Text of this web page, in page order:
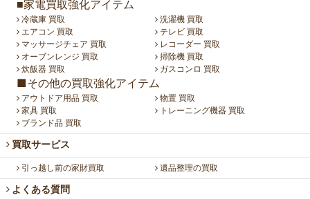
■家電買取強化アイテム
冷蔵庫 買取
洗濯機 買取
エアコン 買取
テレビ 買取
マッサージチェア 買取
レコーダー 買取
オーブンレンジ 買取
掃除機 買取
炊飯器 買取
ガスコンロ 買取
■その他の買取強化アイテム
アウトドア用品 買取
物置 買取
家具 買取
トレーニング機器 買取
ブランド品 買取
買取サービス
引っ越し前の家財買取 遺品整理の買取
よくある質問